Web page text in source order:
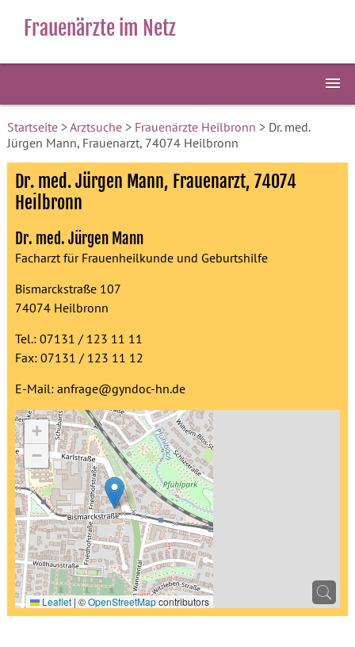
Frauenärzte im Netz
Startseite>Arztsuche> Frauenärzte Heilbronn > Dr. med.
Jürgen Mann, Frauenarzt, 74074 Heilbronn
Dr. med. Jürgen Mann, Frauenarzt, 74074
Heilbronn
Dr. med. Jürgen Mann
Facharzt für Frauenheilkunde und Geburtshilfe
Bismarckstraße 107
74074 Heilbronn
Tel.: 07131 / 123 11 11
Fax: 07131 / 123 11 12
E-Mail: anfrage@gyndoc-hn.de
+
−
Leaflet | ©OpenStreetMapcontributors